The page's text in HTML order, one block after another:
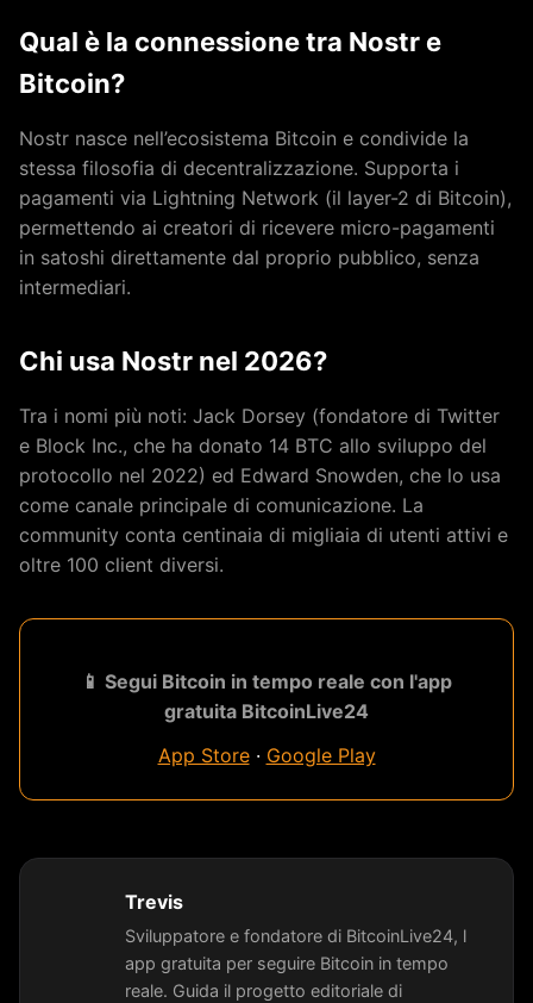
Qual è la connessione tra Nostr e
Bitcoin?
Nostr nasce nell’ecosistema Bitcoin e condivide la
stessa filosofia di decentralizzazione. Supporta i
pagamenti via Lightning Network (il layer-2 di Bitcoin),
permettendo ai creatori di ricevere micro-pagamenti
in satoshi direttamente dal proprio pubblico, senza
intermediari.
Chi usa Nostr nel 2026?
Tra i nomi più noti: Jack Dorsey (fondatore di Twitter
e Block Inc., che ha donato 14 BTC allo sviluppo del
protocollo nel 2022) ed Edward Snowden, che lo usa
come canale principale di comunicazione. La
community conta centinaia di migliaia di utenti attivi e
oltre 100 client diversi.
📱 Segui Bitcoin in tempo reale con l'app
gratuita BitcoinLive24
App Store· Google Play
Trevis
Sviluppatore e fondatore di BitcoinLive24, l
app gratuita per seguire Bitcoin in tempo
reale. Guida il progetto editoriale di